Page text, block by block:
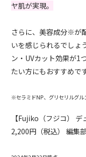
ヤ肌が実現。
さらに、美容成分※が
いを感じられるでしょ
ン・UVカット効果が1
たい方にもおすすめです
※セラミドNP、グリセリルグル
【Fujiko（フジコ） デ
2,200円（税込） 編集